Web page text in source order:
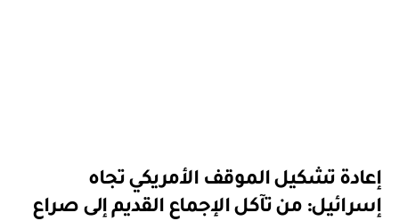
إعادة تشكيل الموقف الأمريكي تجاه
إسرائيل: من تآكل الإجماع القديم إلى صراع